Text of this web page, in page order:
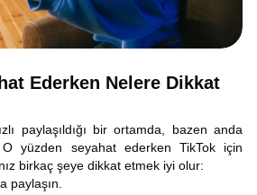
Ederken Nelere Dikkat
paylaşıldığı bir ortamda, bazen anda
O yüzden seyahat ederken TikTok için
birkaç şeye dikkat etmek iyi olur:
paylaşın.